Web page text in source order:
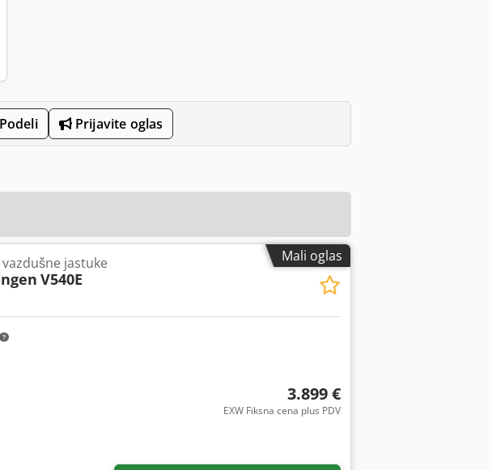
Podeli Prijavite oglas
Mali oglas
jastuke
V540E
3.899 €
EXW Fiksna cena plus PDV